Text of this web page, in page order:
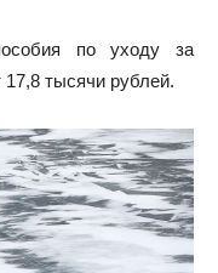
по уходу за
17,8 тысячи рублей.